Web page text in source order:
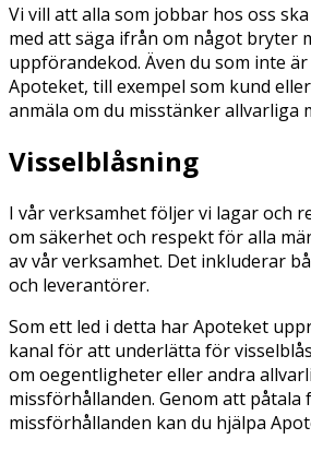
Vi vill att alla som jobbar hos oss
med att säga ifrån om något bryter
uppförandekod. Även du som inte
Apoteket, till exempel som kund
anmäla om du misstänker allvarliga
Visselblåsning
I vår verksamhet följer vi lagar och
om säkerhet och respekt för alla
av vår verksamhet. Det inkluderar
och leverantörer.
Som ett led i detta har Apoteket
kanal för att underlätta för
om oegentligheter eller andra
missförhållanden. Genom att påtala
missförhållanden kan du hjälpa